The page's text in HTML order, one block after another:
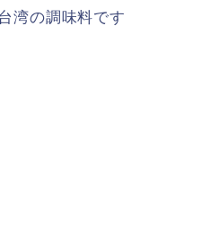
湾の調味料です